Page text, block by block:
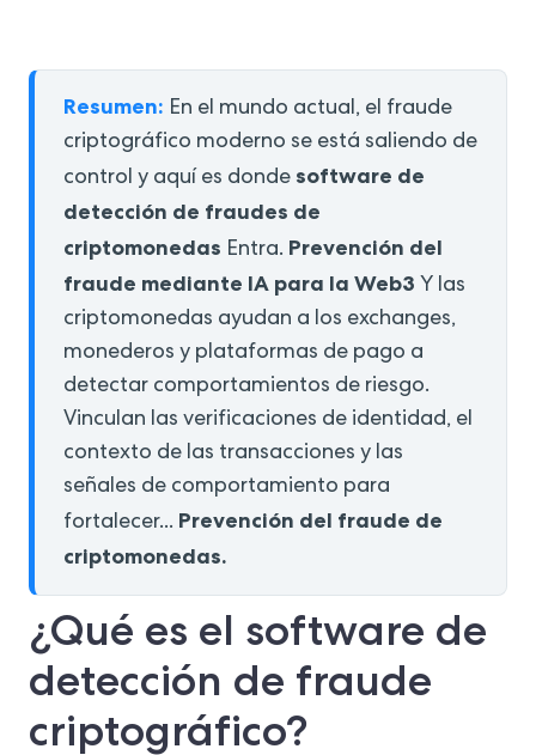
Resumen: En el mundo actual, el fraude
criptográfico moderno se está saliendo de
control y aquí es donde software de
detección de fraudes de
criptomonedas Entra. Prevención del
fraude mediante IA para la Web3 Y las
criptomonedas ayudan a los exchanges,
monederos y plataformas de pago a
detectar comportamientos de riesgo.
Vinculan las verificaciones de identidad, el
contexto de las transacciones y las
señales de comportamiento para
fortalecer... Prevención del fraude de
criptomonedas.
¿Qué es el software de
detección de fraude
criptográfico?